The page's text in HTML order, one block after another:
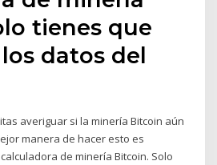
tienes que
datos del
averiguar si la minería Bitcoin aún
manera de hacer esto es
de minería Bitcoin. Solo